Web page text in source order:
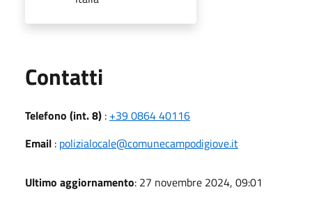
Contatti
Telefono (int. 8) : +39 0864 40116
Email : polizialocale@comunecampodigiove.it
Ultimo aggiornamento: 27 novembre 2024, 09:01